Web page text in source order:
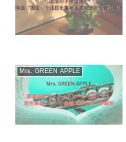
Mrs. GREEN APPLE